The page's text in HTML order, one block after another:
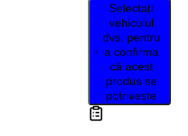
Selectați
vehiculul
dvs. pentru
a confirma
că acest
produs se
potrivește